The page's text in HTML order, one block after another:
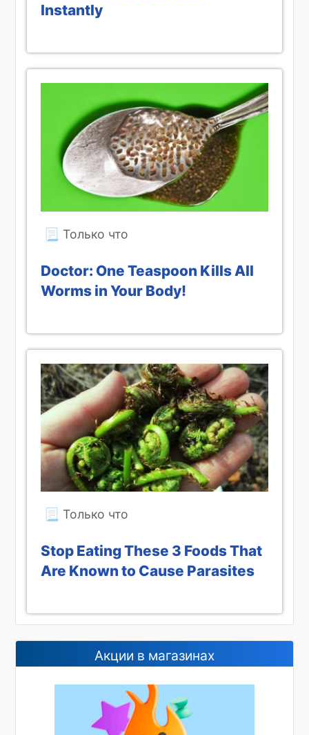
Instantly
Doctor: One Teaspoon Kills All
Worms in Your Body!
Stop Eating These 3 Foods That
Are Known to Cause Parasites
Акции в магазинах